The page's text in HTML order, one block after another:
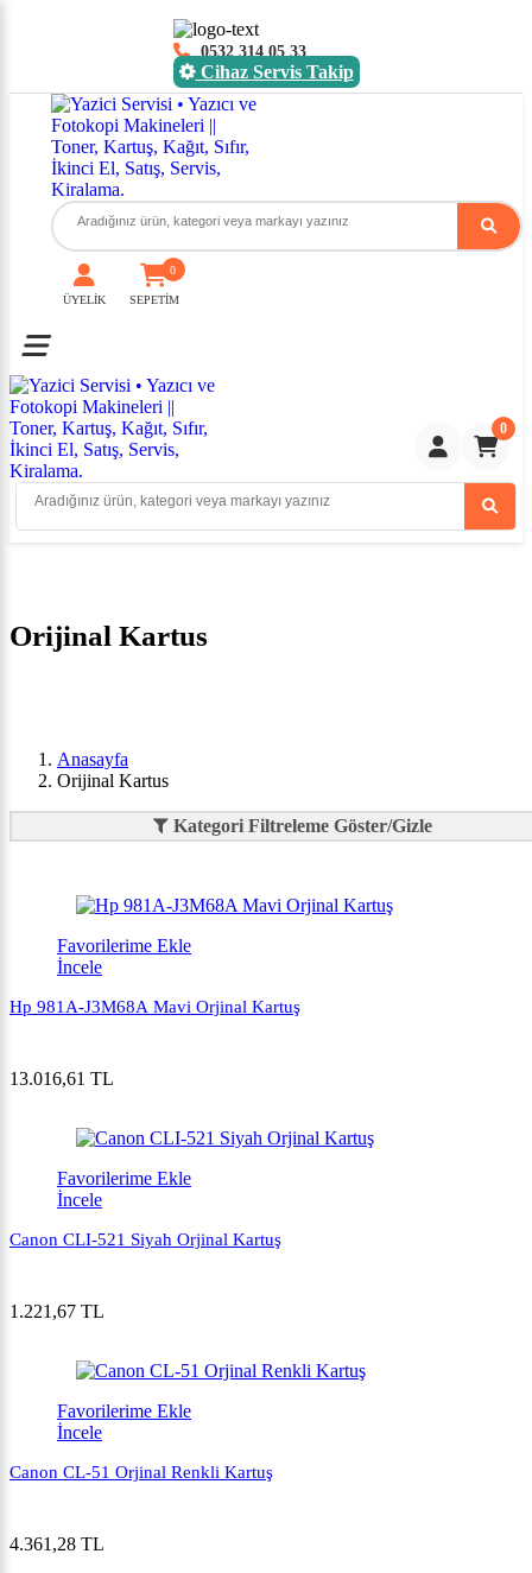
0532 314 05 33
Cihaz Servis Takip
ÜYELİK SEPETİM
0
Toggle mobile menu
0
Orijinal Kartus
Anasayfa
Orijinal Kartus
Kategori Filtreleme Göster/Gizle
Favorilerime Ekle
İncele
Hp 981A-J3M68A Mavi Orjinal Kartuş
13.016,61 TL
Favorilerime Ekle
İncele
Canon CLI-521 Siyah Orjinal Kartuş
1.221,67 TL
Favorilerime Ekle
İncele
Canon CL-51 Orjinal Renkli Kartuş
4.361,28 TL